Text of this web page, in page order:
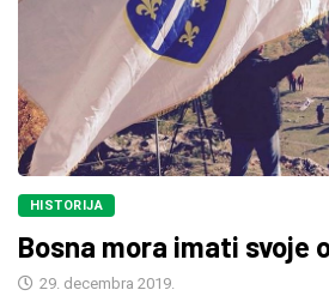
HISTORIJA
Bosna mora imati svoje
29. decembra 2019.